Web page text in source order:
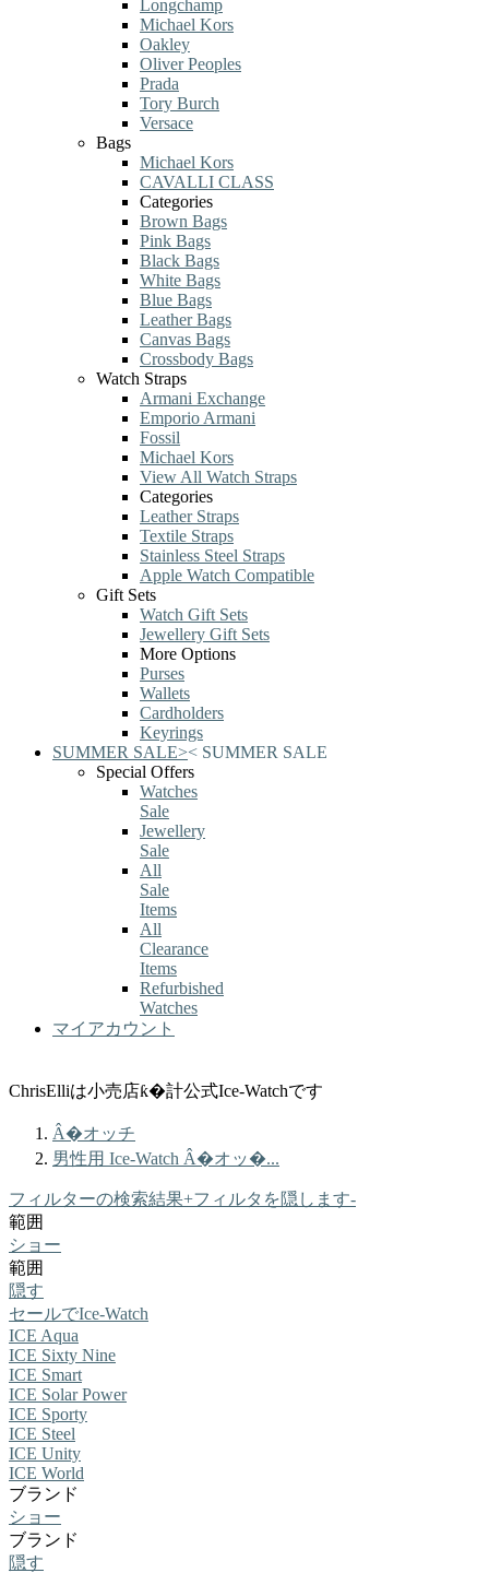
Longchamp
Michael Kors
Oakley
Oliver Peoples
Prada
Tory Burch
Versace
Bags
Michael Kors
CAVALLI CLASS
Categories
Brown Bags
Pink Bags
Black Bags
White Bags
Blue Bags
Leather Bags
Canvas Bags
Crossbody Bags
Watch Straps
Armani Exchange
Emporio Armani
Fossil
Michael Kors
View All Watch Straps
Categories
Leather Straps
Textile Straps
Stainless Steel Straps
Apple Watch Compatible
Gift Sets
Watch Gift Sets
Jewellery Gift Sets
More Options
Purses
Wallets
Cardholders
Keyrings
SUMMER SALE>< SUMMER SALE
Special Offers
Watches
Sale
Jewellery
Sale
All
Sale
Items
All
Clearance
Items
Refurbished
Watches
マイアカウント
ChrisElliは小売店ƙ�計公式Ice-Watchです
Â�オッチ
男性用 Ice-Watch Â�オッ�...
フィルターの検索結果+フィルタを隠します-
範囲
ショー
範囲
隠す
セールでIce-Watch
ICE Aqua
ICE Sixty Nine
ICE Smart
ICE Solar Power
ICE Sporty
ICE Steel
ICE Unity
ICE World
ブランド
ショー
ブランド
隠す